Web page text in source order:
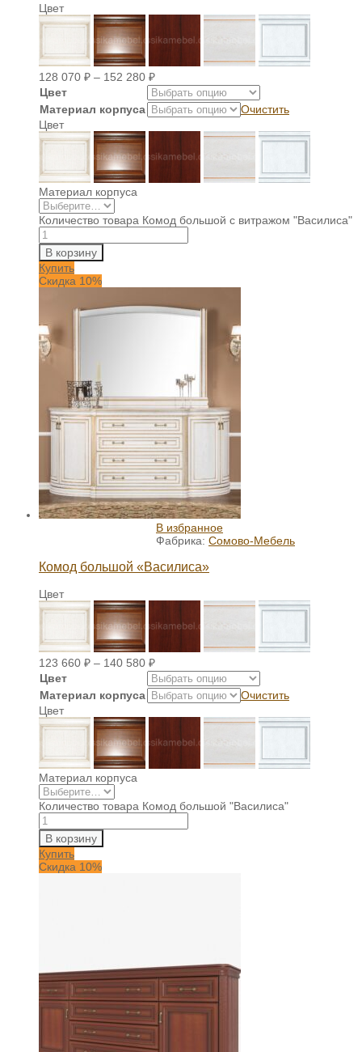
Цвет
128 070 ₽ – 152 280 ₽
Цвет
Материал корпуса
Очистить
Цвет
Материал корпуса
Количество товара Комод большой с витражом "Василиса"
В корзину
Купить
Скидка 10%
В избранное
Фабрика: Сомово-Мебель
Комод большой «Василиса»
Цвет
123 660 ₽ – 140 580 ₽
Цвет
Материал корпуса
Очистить
Цвет
Материал корпуса
Количество товара Комод большой "Василиса"
В корзину
Купить
Скидка 10%